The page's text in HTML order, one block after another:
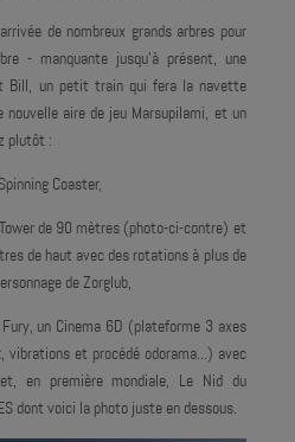
de nombreux grands arbres pour
- manquante jusqu'à présent, une
Bill, un petit train qui fera la navette
aire de jeu Marsupilami, et un
plutôt :
Coaster,
de 90 mètres (photo-ci-contre) et
de haut avec des rotations à plus de
de Zorglub,
un Cinema 6D (plateforme 3 axes
et procédé odorama...) avec
en première mondiale, Le Nid du
dont voici la photo juste en dessous.